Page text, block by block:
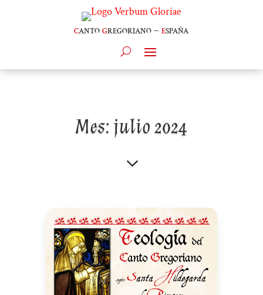
cantogregoriano –españa
Mes:julio 2024
3